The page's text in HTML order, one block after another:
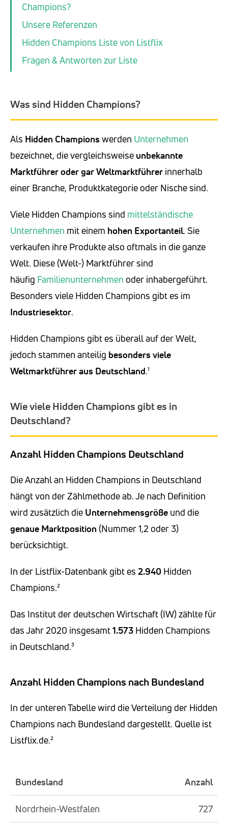
Champions?
Unsere Referenzen
Hidden Champions Liste von Listflix
Fragen & Antworten zur Liste
Was sind Hidden Champions?
Als Hidden Championswerden Unternehmen
bezeichnet, die vergleichsweise unbekannte
Marktführer oder gar Weltmarktführer innerhalb
einer Branche, Produktkategorie oder Nische sind.
Viele Hidden Champions sind mittelständische
Unternehmen mit einem hohen Exportanteil. Sie
verkaufen ihre Produkte also oftmals in die ganze
Welt. Diese (Welt-) Marktführer sind
häufig Familienunternehmen oder inhabergeführt.
Besonders viele Hidden Champions gibt es im
Industriesektor.
Hidden Champions gibt es überall auf der Welt,
jedoch stammen anteilig besonders viele
Weltmarktführer aus Deutschland.¹
Wie viele Hidden Champions gibt es in
Deutschland?
Anzahl Hidden Champions Deutschland
Die Anzahl an Hidden Champions in Deutschland
hängt von der Zählmethode ab. Je nach Definition
wird zusätzlich die Unternehmensgröße und die
genaue Marktposition (Nummer 1,2 oder 3)
berücksichtigt.
In der Listflix-Datenbank gibt es 2.940 Hidden
Champions.²
Das Institut der deutschen Wirtschaft (IW) zählte für
das Jahr 2020 insgesamt1.573 Hidden Champions
in Deutschland.³
Anzahl Hidden Champions nach Bundesland
In der unteren Tabelle wird die Verteilung der Hidden
Champions nach Bundesland dargestellt. Quelle ist
Listflix.de.²
Bundesland Anzahl
Nordrhein-Westfalen 727